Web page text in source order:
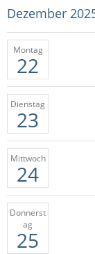
Dezember
Montag
22
Dienstag
23
Mittwoch
24
Donnerst
ag
25